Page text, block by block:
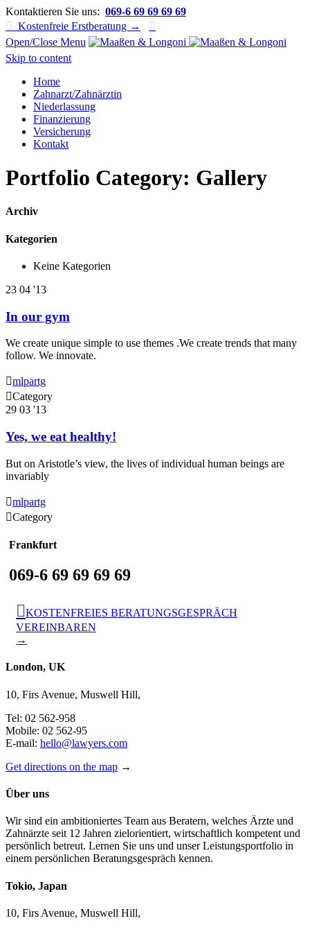
Kontaktieren Sie uns: 069-6 69 69 69 69

Kostenfreie Erstberatung →

Open/Close Menu
Skip to content
Home
Zahnarzt/Zahnärztin
Niederlassung
Finanzierung
Versicherung
Kontakt
Portfolio Category: Gallery
Archiv
Kategorien
Keine Kategorien
23 04 '13
In our gym
We create unique simple to use themes .We create trends that many
follow. We innovate.
mlpartg
Category
29 03 '13
Yes, we eat healthy!
But on Aristotle’s view, the lives of individual human beings are
invariably
mlpartg
Category
Frankfurt
069-6 69 69 69 69
KOSTENFREIES BERATUNGSGESPRÄCH
VEREINBAREN
→
London, UK
10, Firs Avenue, Muswell Hill,
Tel: 02 562-958
Mobile: 02 562-95
E-mail: hello@lawyers.com
Get directions on the map →
Über uns
Wir sind ein ambitioniertes Team aus Beratern, welches Ärzte und
Zahnärzte seit 12 Jahren zielorientiert, wirtschaftlich kompetent und
persönlich betreut. Lernen Sie uns und unser Leistungsportfolio in
einem persönlichen Beratungsgespräch kennen.
Tokio, Japan
10, Firs Avenue, Muswell Hill,